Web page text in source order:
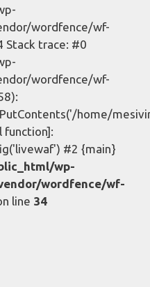
wordfence/wf-
trace: #0
wordfence/wf-
home/
function]:
#2 {main}
wp-
wordfence/wf-
line 34